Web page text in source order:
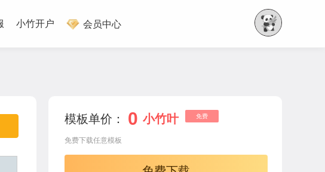
小竹开户 会员中心
模板单价： 0 小竹叶 免费
免费下载任意模板